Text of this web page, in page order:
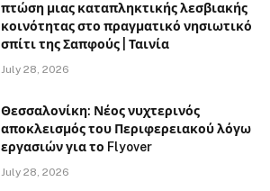
πτώση μιας καταπληκτικής λεσβιακής
κοινότητας στο πραγματικό νησιωτικό
σπίτι της Σαπφούς | Ταινία
July 28, 2026
Θεσσαλονίκη: Νέος νυχτερινός
αποκλεισμός του Περιφερειακού λόγω
εργασιών για το Flyover
July 28, 2026